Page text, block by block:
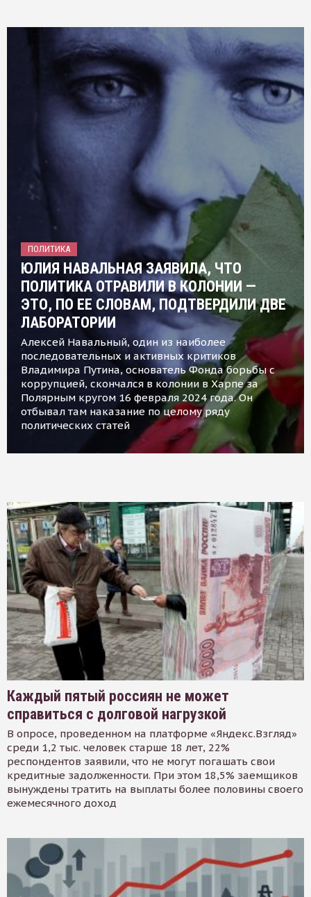
ПОЛИТИКА
ЮЛИЯ НАВАЛЬНАЯ ЗАЯВИЛА, ЧТО
ПОЛИТИКА ОТРАВИЛИ В КОЛОНИИ —
ЭТО, ПО ЕЕ СЛОВАМ, ПОДТВЕРДИЛИ ДВЕ
ЛАБОРАТОРИИ
Алексей Навальный, один из наиболее
последовательных и активных критиков
Владимира Путина, основатель Фонда борьбы с
коррупцией, скончался в колонии в Харпе за
Полярным кругом 16 февраля 2024 года. Он
отбывал там наказание по целому ряду
политических статей
Каждый пятый россиян не может
справиться с долговой нагрузкой
В опросе, проведенном на платформе «Яндекс.Взгляд»
среди 1,2 тыс. человек старше 18 лет, 22%
респондентов заявили, что не могут погашать свои
кредитные задолженности. При этом 18,5% заемщиков
вынуждены тратить на выплаты более половины своего
ежемесячного доход